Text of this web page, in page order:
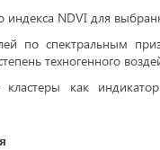
индекса NDVI для
по спектральным
техногенного
как